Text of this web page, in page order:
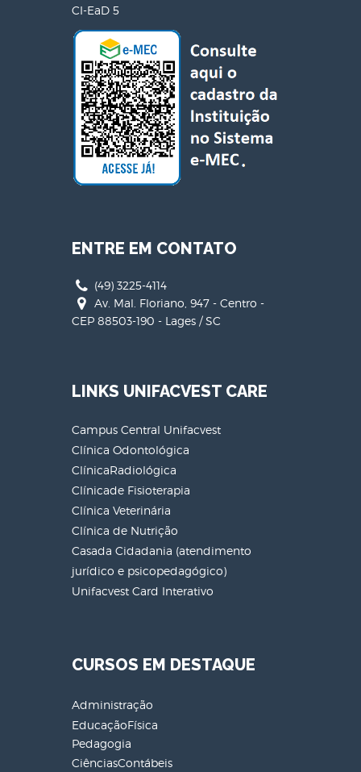
CI-EaD 5
ENTRE EM CONTATO
(49) 3225-4114
Av. Mal. Floriano, 947 - Centro -
CEP 88503-190 - Lages / SC
LINKS UNIFACVEST CARE
Campus Central Unifacvest
Clínica Odontológica
ClínicaRadiológica
Clínicade Fisioterapia
Clínica Veterinária
Clínica de Nutrição
Casada Cidadania (atendimento
jurídico e psicopedagógico)
Unifacvest Card Interativo
CURSOS EM DESTAQUE
Administração
EducaçãoFísica
Pedagogia
CiênciasContábeis